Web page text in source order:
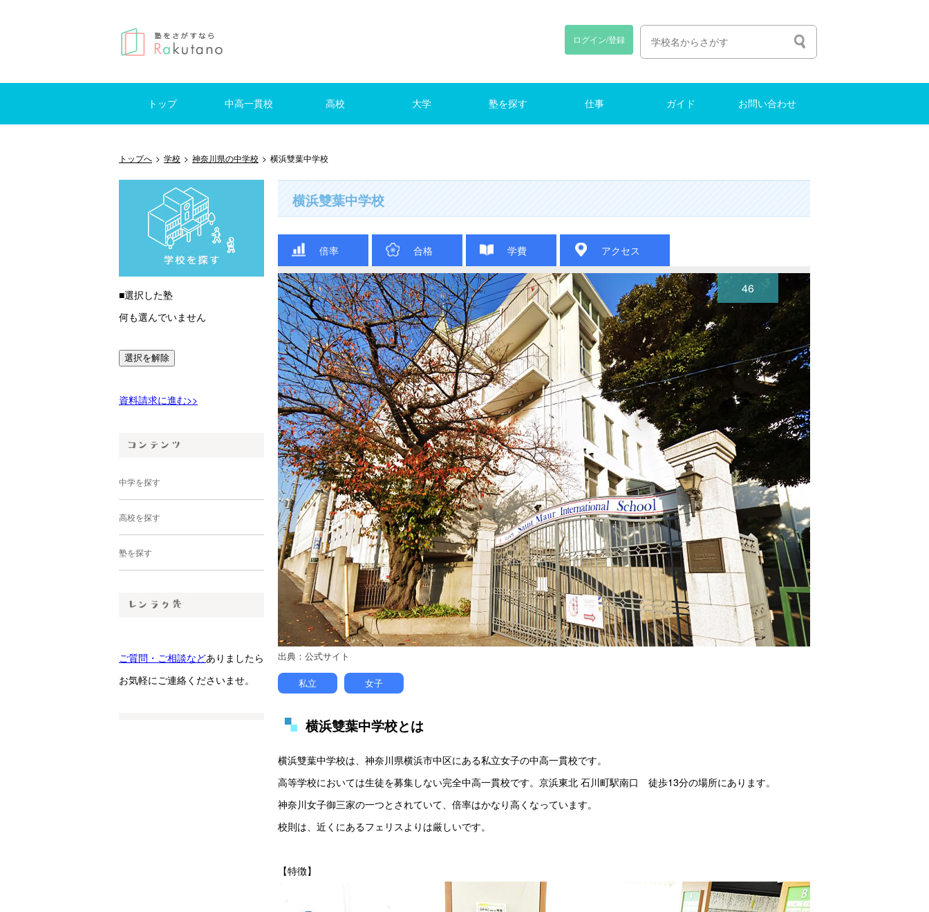
ログイン/登録
トップ 中高一貫校 高校 大学 塾を探す 仕事 ガイド お問い合わせ
トップへ > 学校 > 神奈川県の中学校 > 横浜雙葉中学校
■選択した塾
何も選んでいません
選択を解除
資料請求に進む>>
中学を探す
高校を探す
塾を探す
ご質問・ご相談などありましたら
お気軽にご連絡くださいませ。
横浜雙葉中学校
倍率 合格 学費 アクセス
46
出典：公式サイト
私立 女子
横浜雙葉中学校とは
横浜雙葉中学校は、神奈川県横浜市中区にある私立女子の中高一貫校です。
高等学校においては生徒を募集しない完全中高一貫校です。京浜東北 石川町駅南口　徒歩13分の場所にあります。
神奈川女子御三家の一つとされていて、倍率はかなり高くなっています。
校則は、近くにあるフェリスよりは厳しいです。
【特徴】